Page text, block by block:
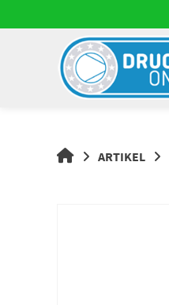
zum
DRUCKLUFT-
ARTIKEL